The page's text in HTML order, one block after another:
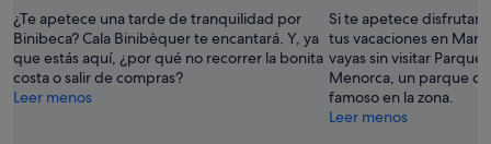
ago
8
ago
-
9
ago
de
semana,
7
ago
-
¿Te apetece una tarde de tranquilidad por
Binibeca? Cala Binibèquer te encantará. Y, ya
que estás aquí, ¿por qué no recorrer la bonita
costa o salir de compras?
Leer menos
Si te apetece disfrutar
tus vacaciones en
vayas sin visitar Parque
Menorca, un parque
famoso en la zona.
Leer menos